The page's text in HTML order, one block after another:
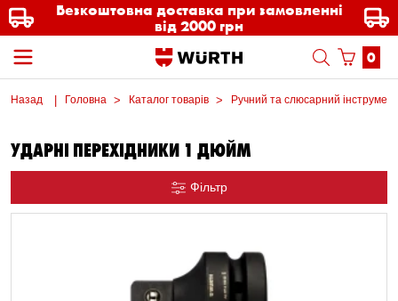
Безкоштовна доставка при замовленні
від 2000 грн
0
Назад Головна Каталог товарів Ручний та слюсарний інструмент
УДАРНІ ПЕРЕХІДНИКИ 1 ДЮЙМ
Фільтр